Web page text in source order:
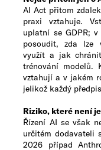
AI Act přitom
praxi vztahuje.
uplatní se GDPR;
posoudit, zda lze
využít a jak
trénování modelů.
vztahují a v jakém
jelikož každý
Riziko, které není
Řízení AI se však
určitém dodavateli
2026 případ